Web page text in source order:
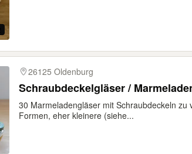
26125 Oldenburg
Schraubdeckelgläser /
30 Marmeladengläser mit Schraubdeckeln zu
Formen, eher kleinere (siehe...